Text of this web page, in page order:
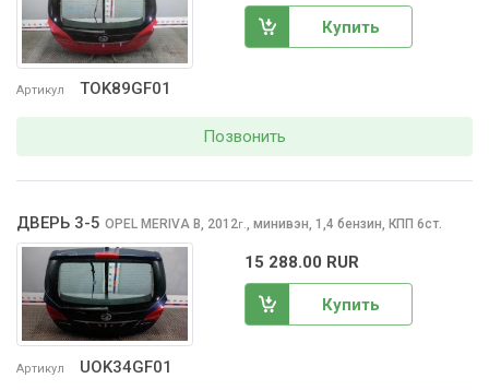
Артикул TOK89GF01
Купить
Позвонить
Артикул UOK34GF01
ДВЕРЬ 3-5 OPEL MERIVA B, 2012г., минивэн, 1,4 бензин, КПП 6ст.
15 288.00 RUR
Купить